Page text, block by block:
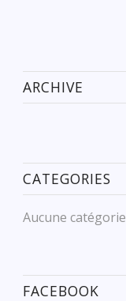
ARCHIVE
CATEGORIES
Aucune catégorie
FACEBOOK